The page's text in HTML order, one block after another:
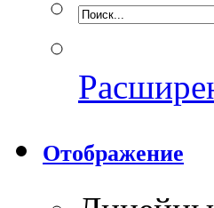
Отображение